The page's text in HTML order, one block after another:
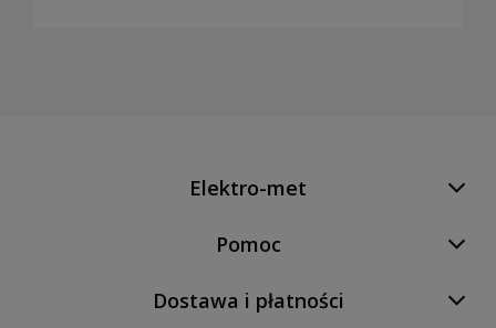
Elektro-met
Pomoc
Dostawa i płatności